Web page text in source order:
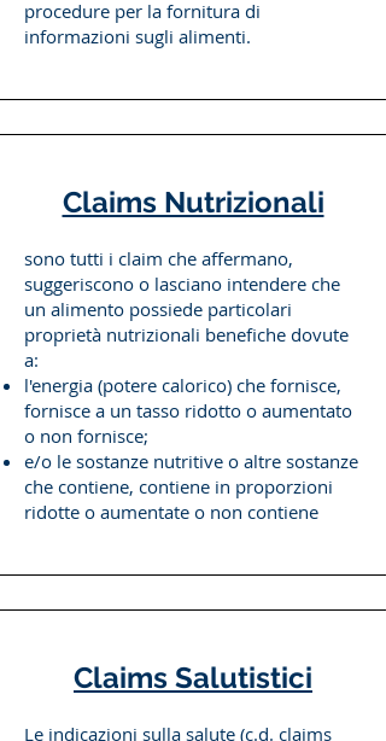
procedure per la fornitura di
informazioni sugli alimenti.
Claims Nutrizionali
sono tutti i claim che affermano,
suggeriscono o lasciano intendere che
un alimento possiede particolari
proprietà nutrizionali benefiche dovute
a:
l'energia (potere calorico) che fornisce,
fornisce a un tasso ridotto o aumentato
o non fornisce;
e/o le sostanze nutritive o altre sostanze
che contiene, contiene in proporzioni
ridotte o aumentate o non contiene
Claims Salutistici
Le indicazioni sulla salute (c.d. claims